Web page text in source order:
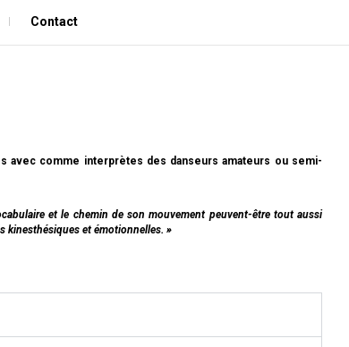
Contact
avec comme interprètes des danseurs amateurs ou semi-
et le chemin de son mouvement peuvent-être tout aussi
kinesthésiques et émotionnelles. »